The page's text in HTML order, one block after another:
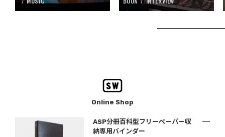
Online Shop
ASP分冊百科型フリーペーパー収
納専用バインダー